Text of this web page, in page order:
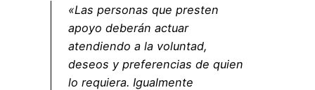
«Las personas que presten
apoyo deberán actuar
atendiendo a la voluntad,
deseos y preferencias de quien
lo requiera. Igualmente